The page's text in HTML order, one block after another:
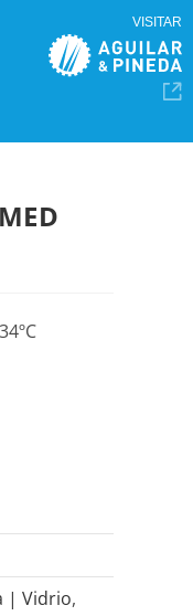
VISITAR
| Vidrio,